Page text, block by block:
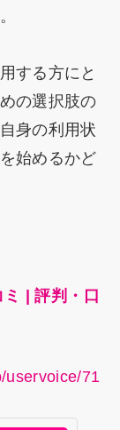
する方にと
の選択肢の
身の利用状
始めるかど
| 評判・口
uservoice/71